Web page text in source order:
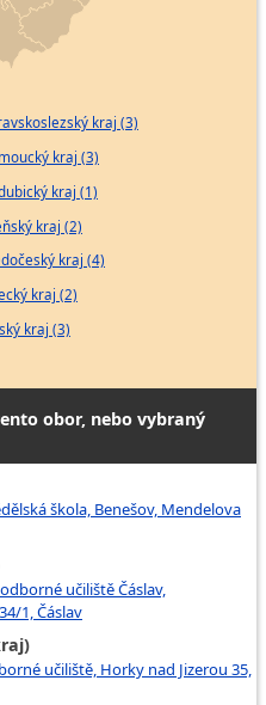
kraj (3)
kraj (3)
kraj (1)
kraj (2)
kraj (4)
kraj (2)
kraj (3)
obor, nebo vybraný
škola, Benešov, Mendelova
učiliště Čáslav,
1, Čáslav
učiliště, Horky nad Jizerou 35,